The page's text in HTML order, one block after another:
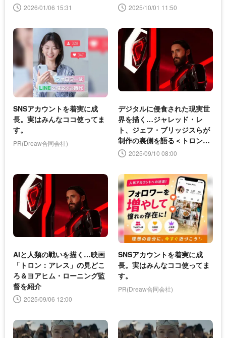
2026/01/06 15:31 2025/10/01 11:50
SNSアカウントを着実に成
長。実はみんなココ使ってま
す。
PR(Dreaw合同会社)
デジタルに侵食された現実世
界を描く…ジャレッド・レ
ト、ジェフ・ブリッジスらが
制作の裏側を語る＜トロン：
アレス＞
2025/09/10 08:00
AIと人類の戦いを描く…映画
「トロン：アレス」の見どこ
ろ＆ヨアヒム・ローニング監
督を紹介
2025/09/06 12:00
SNSアカウントを着実に成
長。実はみんなココ使ってま
す。
PR(Dreaw合同会社)